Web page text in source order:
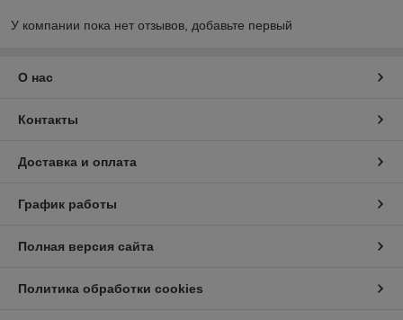
У компании пока нет отзывов, добавьте первый
О нас
Контакты
Доставка и оплата
График работы
Полная версия сайта
Политика обработки cookies